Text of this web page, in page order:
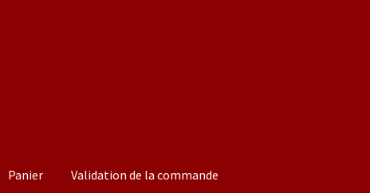
Panier Validation de la commande